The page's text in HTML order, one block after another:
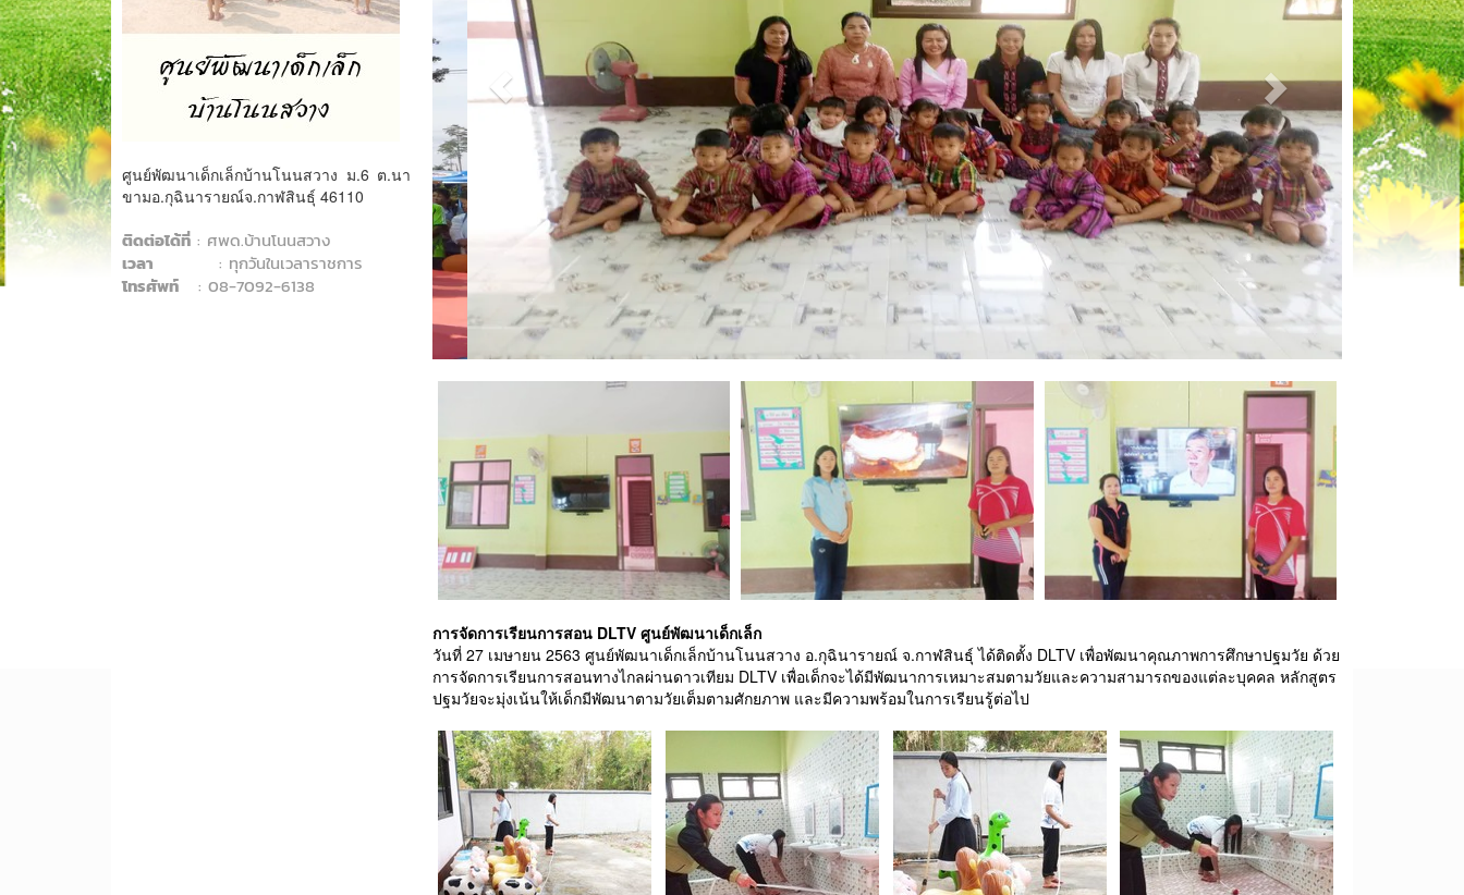
ศูนย์พัฒนาเด็กเล็กบ้านโนนสวาง ม.6 ต.นา
ขามอ.กุฉินารายณ์จ.กาฬสินธุ์ 46110
ติดต่อได้ที่ : ศพด.บ้านโนนสวาง
เวลา : ทุกวันในเวลาราชการ
โทรศัพท์ : 08-7092-6138
การจัดการเรียนการสอน DLTV ศูนย์พัฒนาเด็กเล็ก
วันที่ 27 เมษายน 2563 ศูนย์พัฒนาเด็กเล็กบ้านโนนสวาง อ.กุฉินารายณ์ จ.กาฬสินธุ์ ได้ติดตั้ง DLTV เพื่อพัฒนาคุณภาพการศึกษาปฐมวัย ด้วย
การจัดการเรียนการสอนทางไกลผ่านดาวเทียม DLTV เพื่อเด็กจะได้มีพัฒนาการเหมาะสมตามวัยและความสามารถของแต่ละบุคคล หลักสูตร
ปฐมวัยจะมุ่งเน้นให้เด็กมีพัฒนาตามวัยเต็มตามศักยภาพ และมีความพร้อมในการเรียนรู้ต่อไป